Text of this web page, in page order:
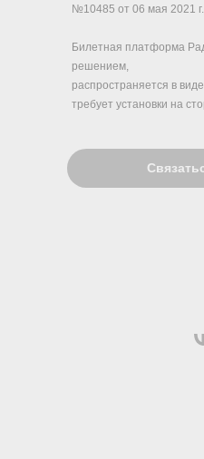
№10485 от 06 мая 2021
Билетная платформа
решением,
распространяется в
требует установки на